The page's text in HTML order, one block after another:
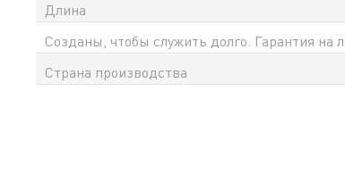
Длина
Созданы, чтобы служить долго. Гарантия на
Страна производства